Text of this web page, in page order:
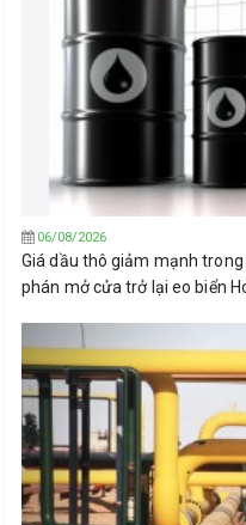
06/08/2026
Giá dầu thô giảm mạnh
phán mở cửa trở lại eo biển